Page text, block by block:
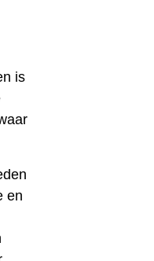
is
en